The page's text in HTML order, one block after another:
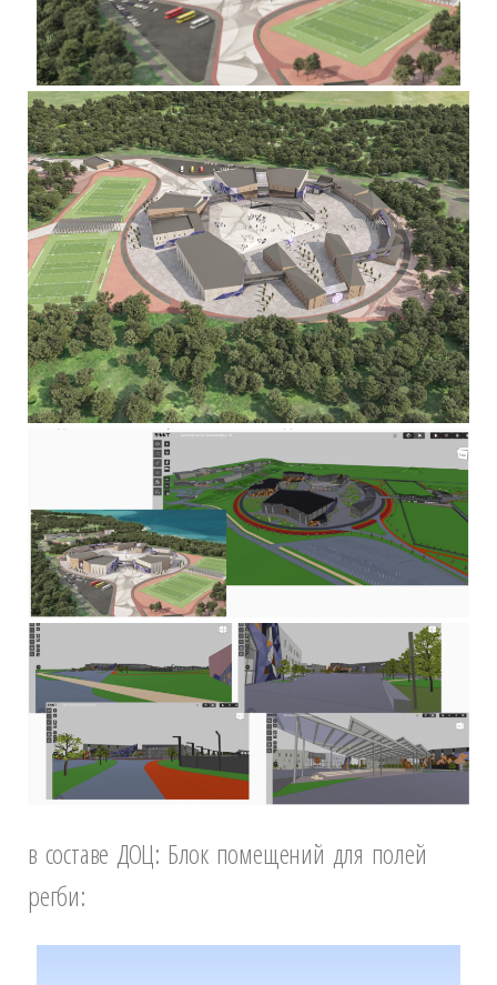
в составе ДОЦ: Блок помещений для полей
регби: